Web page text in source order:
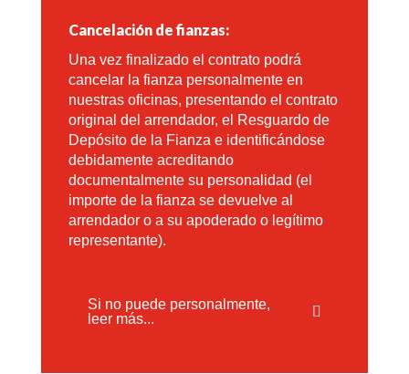
Cancelación de fianzas:
Una vez finalizado el contrato podrá
cancelar la fianza personalmente en
nuestras oficinas, presentando el contrato
original del arrendador, el Resguardo de
Depósito de la Fianza e identificándose
debidamente acreditando
documentalmente su personalidad (el
importe de la fianza se devuelve al
arrendador o a su apoderado o legítimo
representante).
Si no puede personalmente,
leer más...